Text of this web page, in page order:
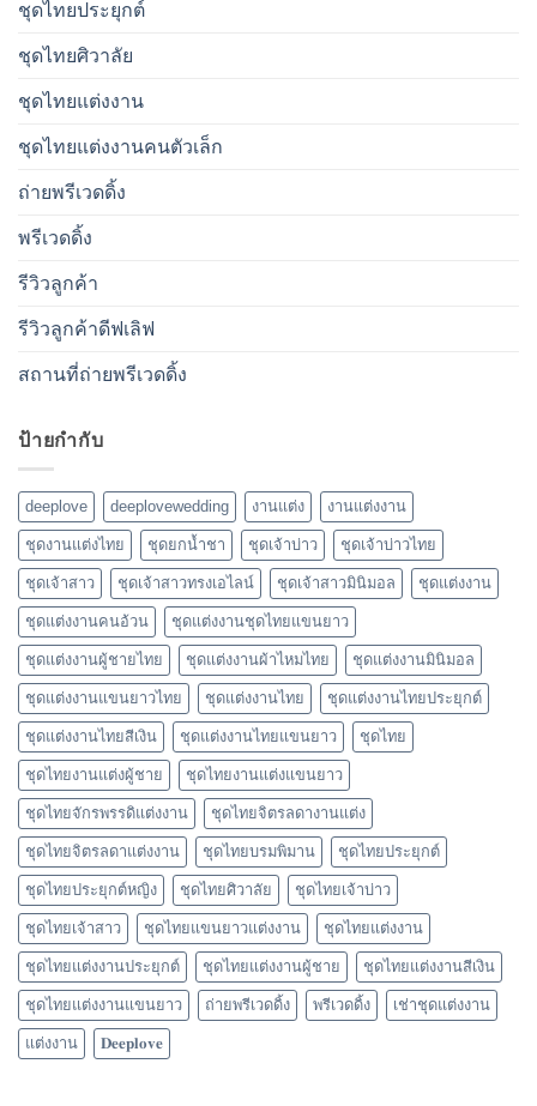
ชุดไทยประยุกต์
ชุดไทยศิวาลัย
ชุดไทยแต่งงาน
ชุดไทยแต่งงานคนตัวเล็ก
ถ่ายพรีเวดดิ้ง
พรีเวดดิ้ง
รีวิวลูกค้า
รีวิวลูกค้าดีฟเลิฟ
สถานที่ถ่ายพรีเวดดิ้ง
ป้ายกำกับ
deeplove deeplovewedding งานแต่ง งานแต่งงาน
ชุดงานแต่งไทย ชุดยกน้ำชา ชุดเจ้าบ่าว ชุดเจ้าบ่าวไทย
ชุดเจ้าสาว ชุดเจ้าสาวทรงเอไลน์ ชุดเจ้าสาวมินิมอล ชุดแต่งงาน
ชุดแต่งงานคนอ้วน ชุดแต่งงานชุดไทยแขนยาว
ชุดแต่งงานผู้ชายไทย ชุดแต่งงานผ้าไหมไทย ชุดแต่งงานมินิมอล
ชุดแต่งงานแขนยาวไทย ชุดแต่งงานไทย ชุดแต่งงานไทยประยุกต์
ชุดแต่งงานไทยสีเงิน ชุดแต่งงานไทยแขนยาว ชุดไทย
ชุดไทยงานแต่งผู้ชาย ชุดไทยงานแต่งแขนยาว
ชุดไทยจักรพรรดิแต่งงาน ชุดไทยจิตรลดางานแต่ง
ชุดไทยจิตรลดาแต่งงาน ชุดไทยบรมพิมาน ชุดไทยประยุกต์
ชุดไทยประยุกต์หญิง ชุดไทยศิวาลัย ชุดไทยเจ้าบ่าว
ชุดไทยเจ้าสาว ชุดไทยแขนยาวแต่งงาน ชุดไทยแต่งงาน
ชุดไทยแต่งงานประยุกต์ ชุดไทยแต่งงานผู้ชาย ชุดไทยแต่งงานสีเงิน
ชุดไทยแต่งงานแขนยาว ถ่ายพรีเวดดิ้ง พรีเวดดิ้ง เช่าชุดแต่งงาน
แต่งงาน 𝐃𝐞𝐞𝐩𝐥𝐨𝐯𝐞